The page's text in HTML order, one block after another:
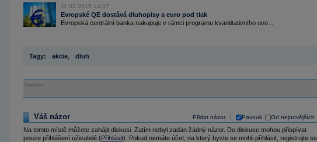
11.03.2015 14:37
Evropské QE dostává dluhopisy a euro pod tlak
Evropská centrální banka nakupuje v rámci programu kvantitativního uvo...
Tagy: akcie, dluh
Reklama
Přidat názor Pavouk Od nejnovějších
Váš názor
Na tomto místě můžete zahájit diskusi. Zatím nebyl zadán žádný názor. Do diskuse mohou přispívat
pouze přihlášení uživatelé (Přihlásit). Pokud nemáte účet, na který byste se mohli přihlásit, registrujte se